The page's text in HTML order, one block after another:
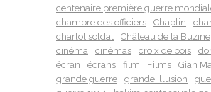
centenaire première guerre
chambre des officiers
Chaplin
charlot soldat
Château de la Buzine
cinéma
cinémas croix de bois
écran
écrans film Films
Gian
grande guerre
grande Illusion